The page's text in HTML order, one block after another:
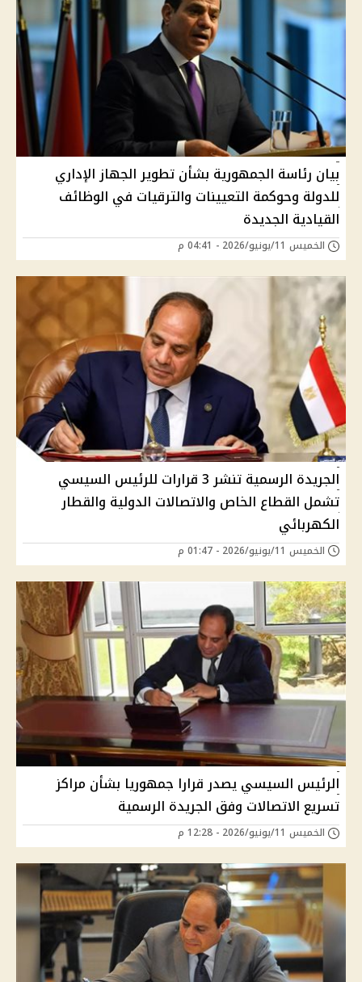
بيان رئاسة الجمهورية بشأن تطوير الجهاز الإداري
للدولة وحوكمة التعيينات والترقيات في الوظائف
القيادية الجديدة
الخميس 11/يونيو/2026 - 04:41 م
الجريدة الرسمية تنشر 3 قرارات للرئيس السيسي
تشمل القطاع الخاص والاتصالات الدولية والقطار
الكهربائي
الخميس 11/يونيو/2026 - 01:47 م
الرئيس السيسي يصدر قرارا جمهوريا بشأن مراكز
تسريع الاتصالات وفق الجريدة الرسمية
الخميس 11/يونيو/2026 - 12:28 م